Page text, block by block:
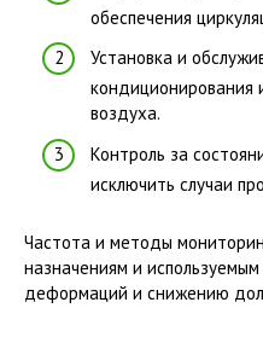
обеспечения
Установка и
кондиционирования
воздуха.
Контроль за
исключить случаи
Частота и методы
назначениям и
деформаций и снижению